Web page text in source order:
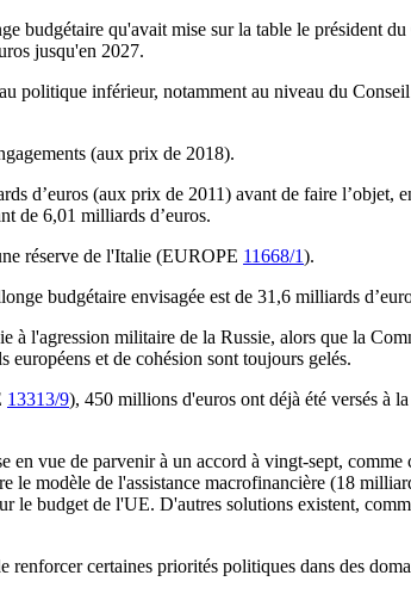
budgétaire qu'avait mise sur la table le président
jusqu'en 2027.
inférieur, notamment au niveau du
(aux prix de 2018).
d’euros (aux prix de 2011) avant de faire l’objet,
de 6,01 milliards d’euros.
réserve de l'Italie (EUROPE 11668/1).
budgétaire envisagée est de 31,6 milliards
l'agression militaire de la Russie, alors que la
et de cohésion sont toujours gelés.
13313/9), 450 millions d'euros ont déjà été versés à
vue de parvenir à un accord à vingt-sept, comme
modèle de l'assistance macrofinancière (18
le budget de l'UE. D'autres solutions existent,
certaines priorités politiques dans des